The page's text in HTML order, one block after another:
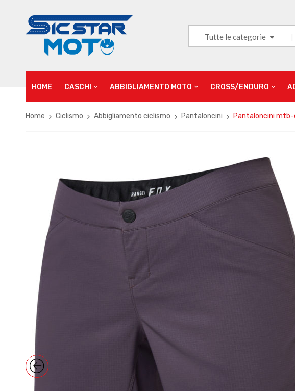
Tutte le categorie
HOME CASCHI ABBIGLIAMENTO MOTO CROSS/ENDURO
Home Ciclismo Abbigliamento ciclismo Pantaloncini Pantaloncini mtb-